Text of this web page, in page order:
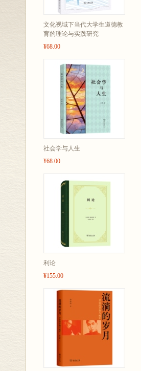
文化视域下当代大学生道德教
育的理论与实践研究
¥68.00
社会学与人生
¥68.00
利论
¥155.00